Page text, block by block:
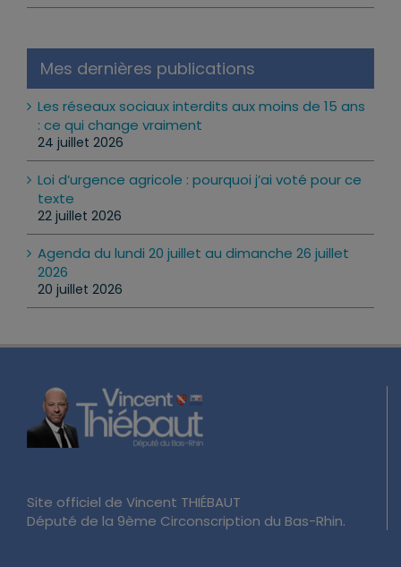
Mes dernières publications
Les réseaux sociaux interdits aux moins de 15 ans
: ce qui change vraiment
24 juillet 2026
Loi d’urgence agricole : pourquoi j’ai voté pour ce
texte
22 juillet 2026
Agenda du lundi 20 juillet au dimanche 26 juillet
2026
20 juillet 2026
Site officiel de Vincent THIÉBAUT
Député de la 9ème Circonscription du Bas-Rhin.